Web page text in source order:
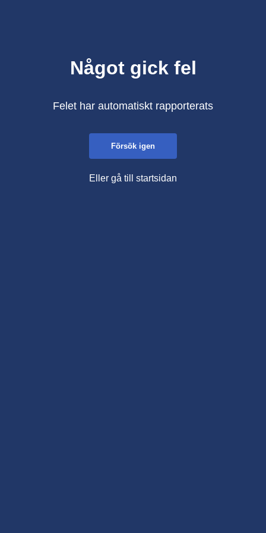
Något gick fel
Felet har automatiskt rapporterats
Försök igen
Eller gå till startsidan